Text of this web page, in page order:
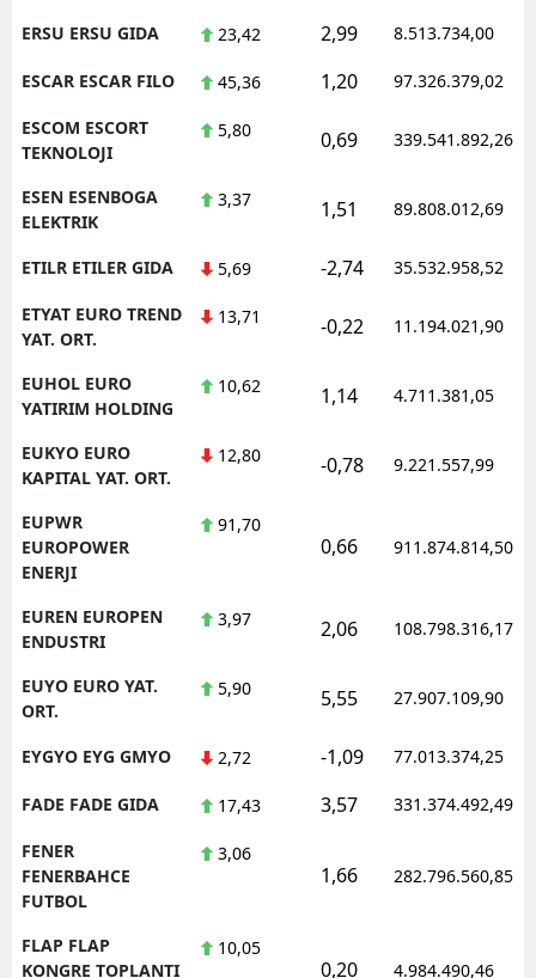
ERSU ERSU GIDA 23,42 2,99 8.513.734,00
ESCAR ESCAR FILO 45,36 1,20 97.326.379,02
ESCOM ESCORT
TEKNOLOJI
5,80 0,69 339.541.892,26
ESEN ESENBOGA
ELEKTRIK
3,37 1,51 89.808.012,69
ETILR ETILER GIDA 5,69 -2,74 35.532.958,52
ETYAT EURO TREND
YAT. ORT.
13,71 -0,22 11.194.021,90
EUHOL EURO
YATIRIM HOLDING
10,62 1,14 4.711.381,05
EUKYO EURO
KAPITAL YAT. ORT.
12,80 -0,78 9.221.557,99
EUPWR
EUROPOWER
ENERJI
91,70
0,66 911.874.814,50
EUREN EUROPEN
ENDUSTRI
3,97 2,06 108.798.316,17
EUYO EURO YAT.
ORT.
5,90 5,55 27.907.109,90
EYGYO EYG GMYO 2,72 -1,09 77.013.374,25
FADE FADE GIDA 17,43 3,57 331.374.492,49
FENER
FENERBAHCE
FUTBOL
3,06
1,66 282.796.560,85
FLAP FLAP
KONGRE TOPLANTI
10,05
0,20 4.984.490,46